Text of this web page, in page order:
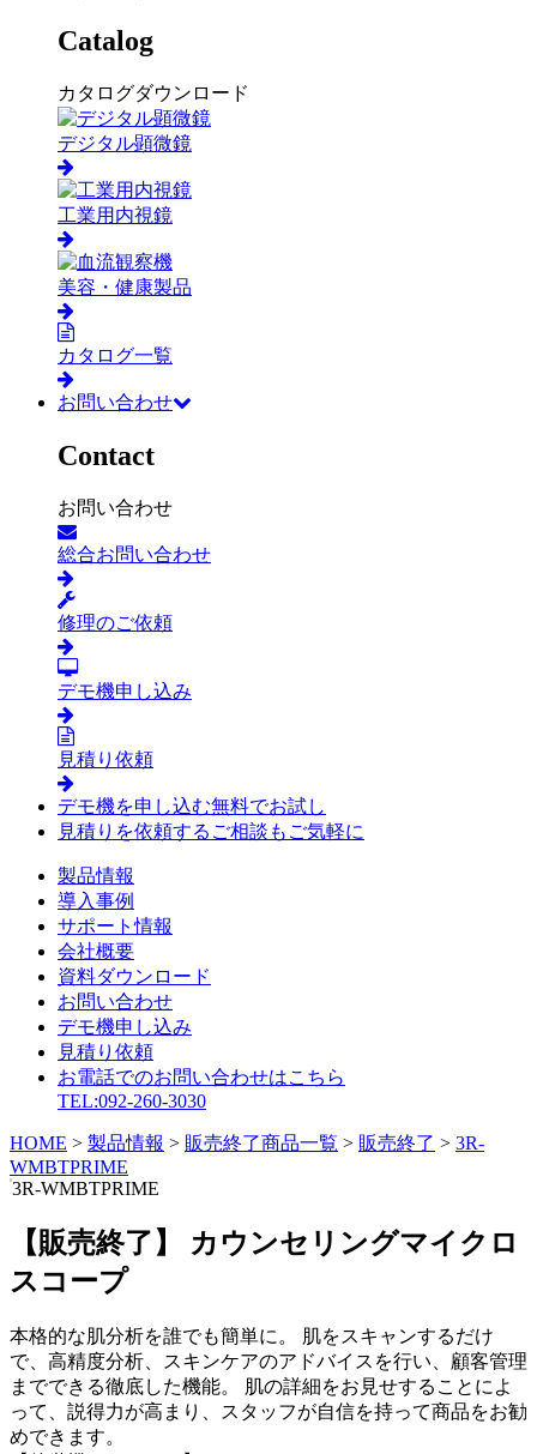
Catalog
カタログダウンロード
デジタル顕微鏡
工業用内視鏡
美容・健康製品
カタログ一覧
お問い合わせ
Contact
お問い合わせ
総合お問い合わせ
修理のご依頼
デモ機申し込み
見積り依頼
デモ機を申し込む無料でお試し
見積りを依頼する ご相談もご気軽に
製品情報
導入事例
サポート情報
会社概要
資料ダウンロード
お問い合わせ
デモ機申し込み
見積り依頼
お電話でのお問い合わせはこちら
TEL:092-260-3030
HOME > 製品情報 > 販売終了商品一覧 > 販売終了 > 3R-
WMBTPRIME
3R-WMBTPRIME
【販売終了】 カウンセリングマイクロ
スコープ
本格的な肌分析を誰でも簡単に。 肌をスキャンするだけ
で、高精度分析、スキンケアのアドバイスを行い、顧客管理
までできる徹底した機能。 肌の詳細をお見せすることによ
って、説得力が高まり、スタッフが自信を持って商品をお勧
めできます。